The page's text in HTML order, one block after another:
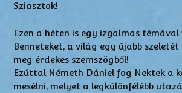
Sziasztok!
Ezen a héten is egy izgalmas
Benneteket, a világ egy újabb
meg érdekes szemszögből!
Ezúttal Németh Dániel fog Nektek a
mesélni, melyet a legkülönfélébb